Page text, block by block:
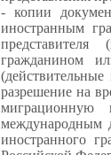
- копии
иностранным
гражданином
разрешение на
миграционную
международным
иностранного